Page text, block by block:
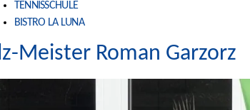
TENNISSCHULE
BISTRO LA LUNA
Meister Roman Garzorz